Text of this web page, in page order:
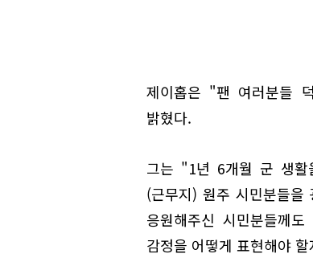
제이홉은 "팬 여러분들
밝혔다.
그는 "1년 6개월 군 생활
(근무지) 원주 시민분들
응원해주신 시민분들께
감정을 어떻게 표현해야